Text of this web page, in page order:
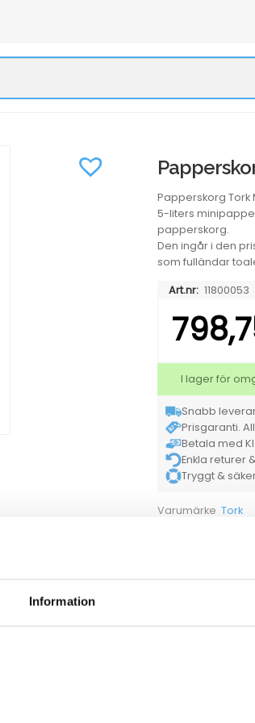
Information
Papperskorg Tork
5-liters
papperskorg.
Den ingår i den
som fulländar
Art.nr: 11800053
I lager för
Snabb
Prisgaranti.
Betala med
Enkla returer
Tryggt &
Varumärke Tork
Papperskorg Tork B5 golv/vägg vit 5l